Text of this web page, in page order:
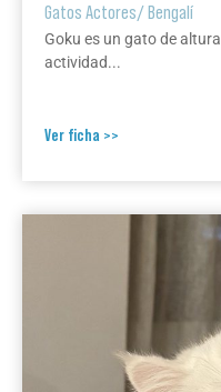
Gatos Actores/Bengalí
Goku es un gato de
actividad...
Ver ficha >>